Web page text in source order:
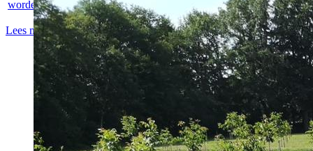
worden gecombineerd...
Lees meer